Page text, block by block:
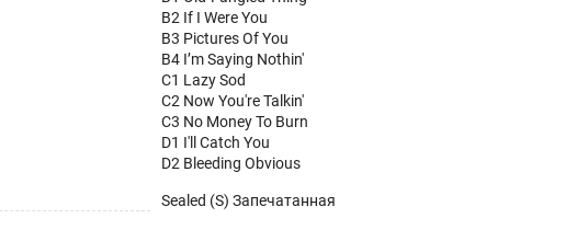
B2 If I Were You
B3 Pictures Of You
B4 I’m Saying Nothin'
C1 Lazy Sod
C2 Now You're Talkin'
C3 No Money To Burn
D1 I'll Catch You
D2 Bleeding Obvious
Sealed (S) Запечатанная